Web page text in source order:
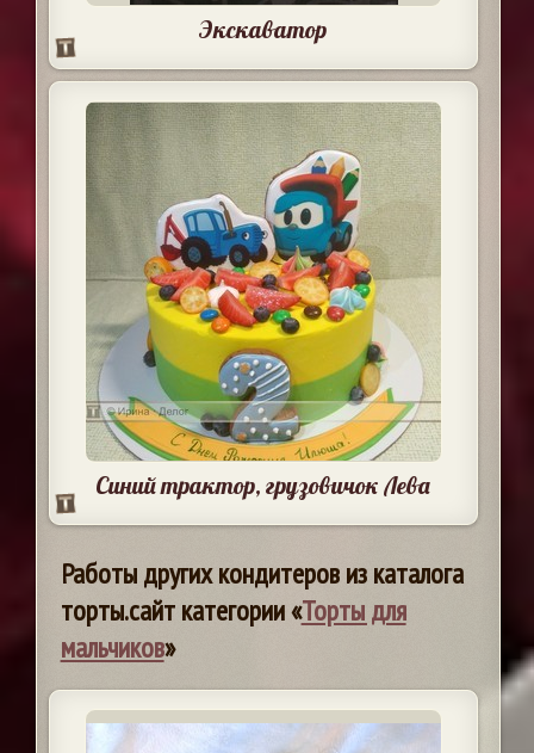
Экскаватор
Синий трактор, грузовичок Лева
Работы других кондитеров из каталога
торты.сайт категории «Торты для
мальчиков»